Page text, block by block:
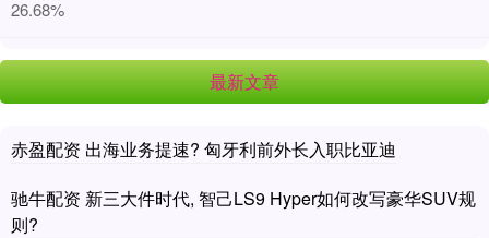
26.68%
最新文章
赤盈配资 出海业务提速? 匈牙利前外长入职比亚迪
驰牛配资 新三大件时代, 智己LS9 Hyper如何改写豪华SUV规
则?